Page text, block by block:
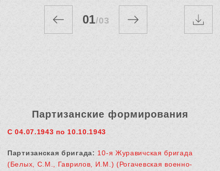
01/03
Партизанские формирования
С 04.07.1943 по 10.10.1943
Партизанская бригада: 10-я Журавичская бригада
(Белых, С.М., Гаврилов, И.М.) (Рогачевская военно-